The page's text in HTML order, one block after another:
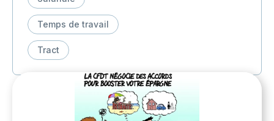
Temps de travail
Tract